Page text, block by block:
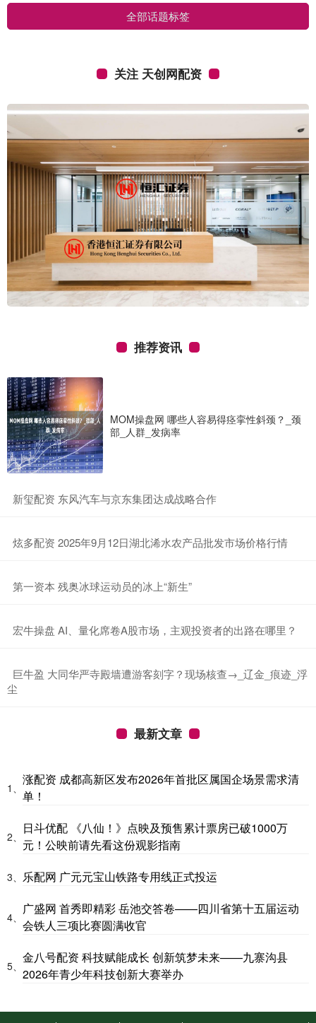
全部话题标签
关注 天创网配资
推荐资讯
MOM操盘网 哪些人容易得痉挛性斜颈？_颈
部_人群_发病率
​新玺配资 东风汽车与京东集团达成战略合作
​炫多配资 2025年9月12日湖北浠水农产品批发市场价格行情
​第一资本 残奥冰球运动员的冰上“新生”
​宏牛操盘 AI、量化席卷A股市场，主观投资者的出路在哪里？
​巨牛盈 大同华严寺殿墙遭游客刻字？现场核查→_辽金_痕迹_浮
尘
最新文章
1、
涨配资 成都高新区发布2026年首批区属国企场景需求清
单！
2、
日斗优配 《八仙！》点映及预售累计票房已破1000万
元！公映前请先看这份观影指南
3、 乐配网 广元元宝山铁路专用线正式投运
4、
广盛网 首秀即精彩 岳池交答卷——四川省第十五届运动
会铁人三项比赛圆满收官
5、
金八号配资 科技赋能成长 创新筑梦未来——九寨沟县
2026年青少年科技创新大赛举办